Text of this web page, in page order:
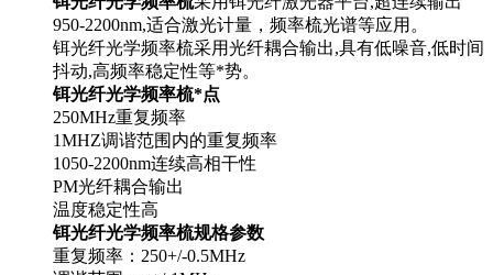
950-2200nm,适合激光计量，频率梳光谱等应用。
铒光纤光学频率梳采用光纤耦合输出,具有低噪音,低时间
抖动,高频率稳定性等*势。
铒光纤光学频率梳*点
250MHz重复频率
1MHZ调谐范围内的重复频率
1050-2200nm连续高相干性
PM光纤耦合输出
温度稳定性高
铒光纤光学频率梳规格参数
重复频率：250+/-0.5MHz